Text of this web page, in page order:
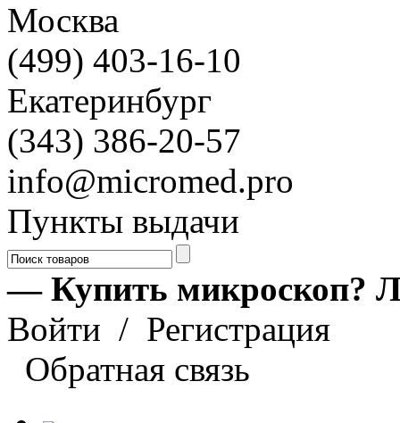
Москва
(499) 403-16-10
Екатеринбург
(343) 386-20-57
info@micromed.pro
Пункты выдачи
— Купить микроскоп?
Войти / Регистрация
Обратная связь